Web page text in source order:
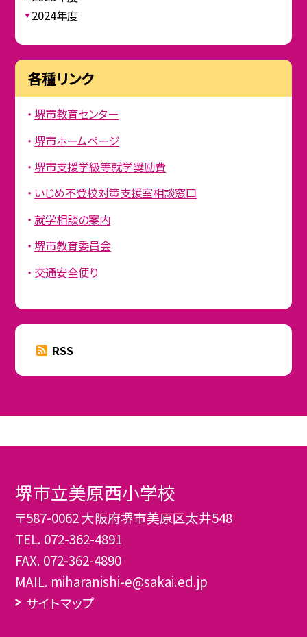
2024年度
各種リンク
堺市教育センター
堺市ホームページ
堺市支援学級等就学奨励費
いじめ不登校対策支援室相談窓口
就学相談の案内
堺市教育委員会
交通安全便り
RSS
堺市立美原西小学校
〒587-0062 大阪府堺市美原区太井548
TEL. 072-362-4891
FAX. 072-362-4890
MAIL. miharanishi-e@sakai.ed.jp
サイトマップ